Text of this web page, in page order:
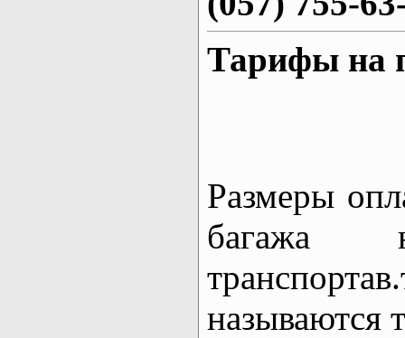
Тарифы на
Размеры
багажа
называются